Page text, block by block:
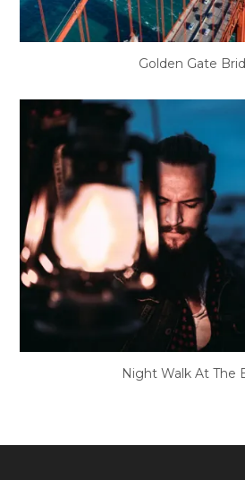
Golden Gate
Night Walk At The